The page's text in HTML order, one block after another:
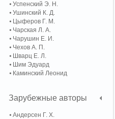
Успенский Э. Н.
Ушинский К. Д.
Цыферов Г. М.
Чарская Л. А.
Чарушин Е. И.
Чехов А. П.
Шварц Е. Л.
Шим Эдуард
Каминский Леонид
Зарубежные авторы
Андерсен Г. Х.